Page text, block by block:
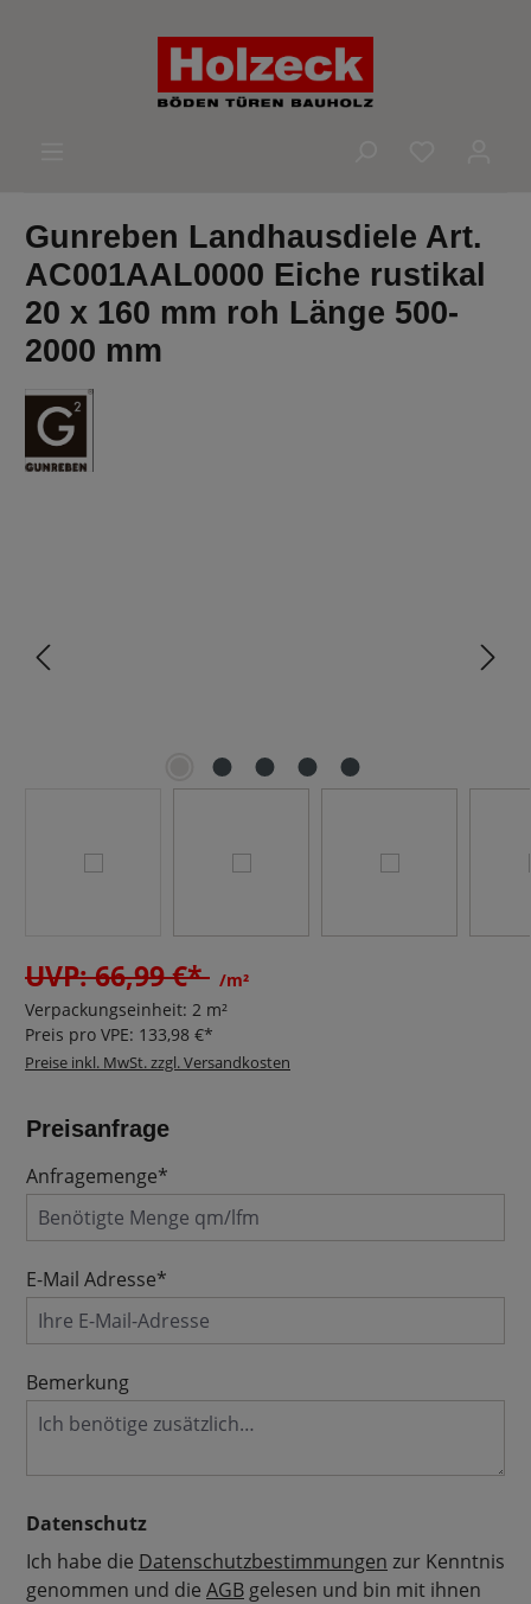
Gunreben Landhausdiele Art.
AC001AAL0000 Eiche rustikal
20 x 160 mm roh Länge 500-
2000 mm
UVP: 66,99 €* /m²
Verpackungseinheit: 2 m²
Preis pro VPE: 133,98 €*
Preise inkl. MwSt. zzgl. Versandkosten
Preisanfrage
Anfragemenge*
E-Mail Adresse*
Bemerkung
Datenschutz
Ich habe die Datenschutzbestimmungen zur Kenntnis
genommen und die AGB gelesen und bin mit ihnen